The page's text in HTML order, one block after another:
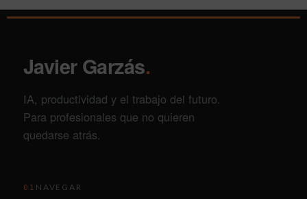
Javier Garzás.
IA, productividad y el trabajo del futuro.
Para profesionales que no quieren
quedarse atrás.
01 NAVEGAR